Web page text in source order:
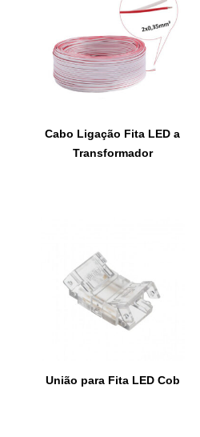
Cabo Ligação Fita LED a
Transformador
União para Fita LED Cob